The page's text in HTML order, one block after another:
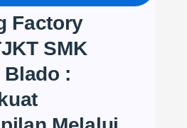
Factory
SMK
Blado :